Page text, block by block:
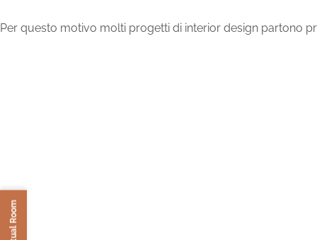
Per questo motivo molti progetti di interior design partono